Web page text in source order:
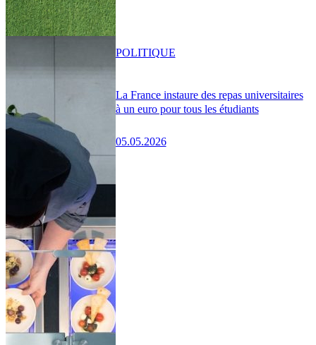
La France instaure des repas universitaires
à un euro pour tous les étudiants
05.05.2026
POLITIQUE